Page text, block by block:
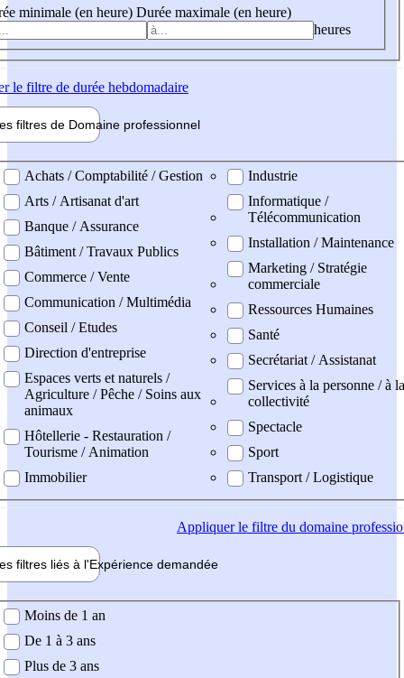
minimale (en heure) Durée maximale (en heure)
heures
le filtre de durée hebdomadaire
filtres de Domaine professionnel
professionel
Achats / Comptabilité / Gestion
Arts / Artisanat d'art
Banque / Assurance
Bâtiment / Travaux Publics
Commerce / Vente
Communication / Multimédia
Conseil / Etudes
Direction d'entreprise
Espaces verts et naturels /
Agriculture / Pêche / Soins aux
animaux
Hôtellerie - Restauration /
Tourisme / Animation
Immobilier
Industrie
Informatique /
Télécommunication
Installation / Maintenance
Marketing / Stratégie
commerciale
Ressources Humaines
Santé
Secrétariat / Assistanat
Services à la personne / à la
collectivité
Spectacle
Sport
Transport / Logistique
Appliquerle filtre du domaine
filtres liés à l'Expérience demandée
demandée
Moins de 1 an
De 1 à 3 ans
Plus de 3 ans